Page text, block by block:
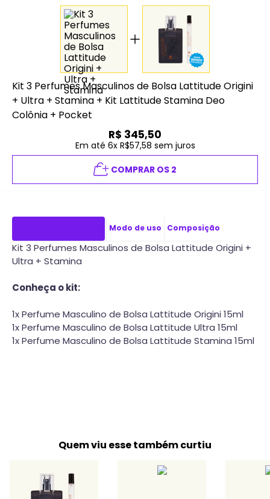
Kit 3 Perfumes Masculinos de Bolsa Lattitude Origini
+ Ultra + Stamina + Kit Lattitude Stamina Deo
Colônia + Pocket
R$ 345,50
Em até 6x R$57,58 sem juros
COMPRAR OS 2
Modo de uso Composição
Kit 3 Perfumes Masculinos de Bolsa Lattitude Origini +
Ultra + Stamina
Conheça o kit:
1x Perfume Masculino de Bolsa Lattitude Origini 15ml
1x Perfume Masculino de Bolsa Lattitude Ultra 15ml
1x Perfume Masculino de Bolsa Lattitude Stamina 15ml
Quem viu esse também curtiu